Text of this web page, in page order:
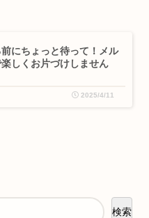
にちょっと待って！メル
しくお片づけしません
2025/4/11
検索